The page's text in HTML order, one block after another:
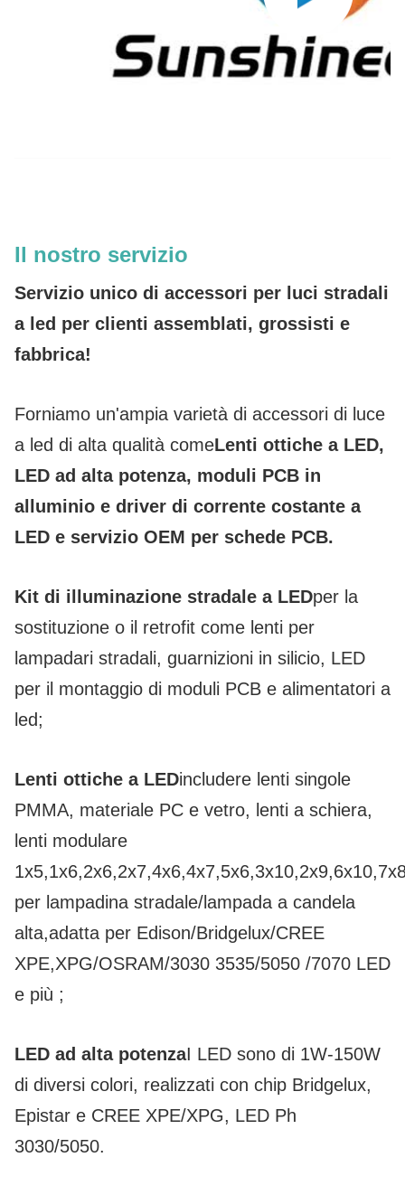
Il nostro servizio
Servizio unico di accessori per luci stradali
a led per clienti assemblati, grossisti e
fabbrica!
Forniamo un'ampia varietà di accessori di luce
a led di alta qualità comeLenti ottiche a LED,
LED ad alta potenza, moduli PCB in
alluminio e driver di corrente costante a
LED e servizio OEM per schede PCB.
Kit di illuminazione stradale a LEDper la
sostituzione o il retrofit come lenti per
lampadari stradali, guarnizioni in silicio, LED
per il montaggio di moduli PCB e alimentatori a
led;
Lenti ottiche a LEDincludere lenti singole
PMMA, materiale PC e vetro, lenti a schiera,
lenti modulare
per lampadina stradale/lampada a candela
alta,adatta per Edison/Bridgelux/CREE
XPE,XPG/OSRAM/3030 3535/5050 /7070 LED
e più ;
LED ad alta potenzaI LED sono di 1W-150W
di diversi colori, realizzati con chip Bridgelux,
Epistar e CREE XPE/XPG, LED Ph
3030/5050.